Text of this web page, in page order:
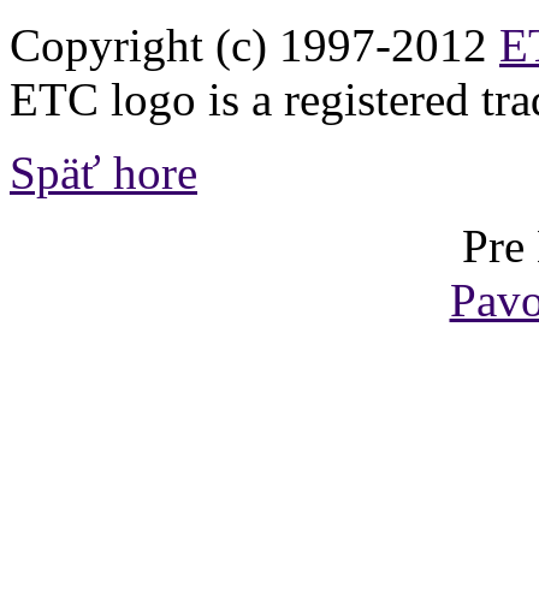
Copyright (c) 1997-2012
ETC logo is a registered
Späť hore